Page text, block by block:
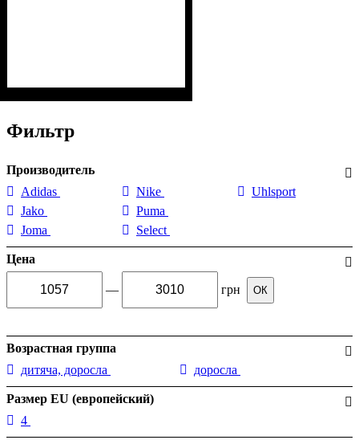
Фильтр
Производитель
Adidas
Jako
Joma
Nike
Puma
Select
Uhlsport
Цена
— грн ОК
Возрастная группа
дитяча, доросла
доросла
Размер EU (европейский)
4